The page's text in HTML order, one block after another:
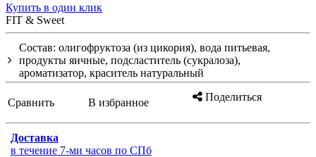
Купить в один клик
FIT & Sweet
Состав: олигофруктоза (из цикория), вода питьевая,
продукты яичные, подсластитель (сукралоза),
ароматизатор, краситель натуральный
Сравнить В избранное Поделиться
Доставка
в течение 7-ми часов по СПб